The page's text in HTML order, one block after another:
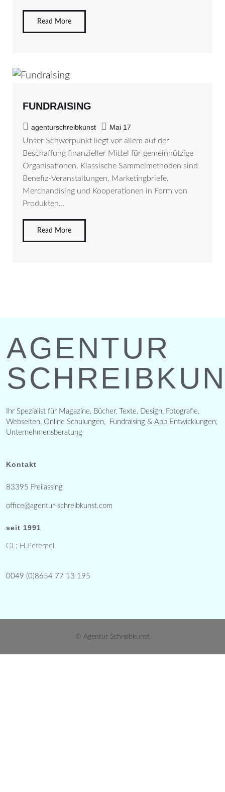
Read More
FUNDRAISING
agenturschreibkunst
Mai 17
Unser Schwerpunkt liegt vor allem auf der
Beschaffung finanzieller Mittel für gemeinnützige
Organisationen. Klassische Sammelmethoden sind
Benefiz-Veranstaltungen, Marketingbriefe,
Merchandising und Kooperationen in Form von
Produkten...
Read More
AGENTUR
Ihr Spezialist für Magazine, Bücher, Texte, Design, Fotografie,
Webseiten, Online Schulungen, Fundraising & App Entwicklungen,
Unternehmensberatung
Kontakt
83395 Freilassing
office@agentur-schreibkunst.com
seit 1991
GL: H.Peternell
0049 (0)8654 77 13 195
© Agentur Schreibkunst